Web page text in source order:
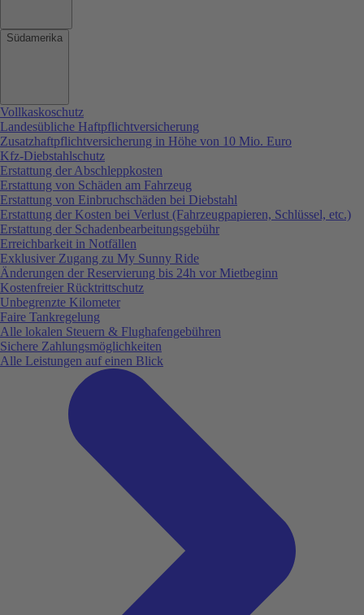
Südamerika
Vollkaskoschutz
Landesübliche Haftpflichtversicherung
Zusatzhaftpflichtversicherung in Höhe von 10 Mio. Euro
Kfz-Diebstahlschutz
Erstattung der Abschleppkosten
Erstattung von Schäden am Fahrzeug
Erstattung von Einbruchschäden bei Diebstahl
Erstattung der Kosten bei Verlust (Fahrzeugpapieren, Schlüssel, etc.)
Erstattung der Schadenbearbeitungsgebühr
Erreichbarkeit in Notfällen
Exklusiver Zugang zu My Sunny Ride
Änderungen der Reservierung bis 24h vor Mietbeginn
Kostenfreier Rücktrittschutz
Unbegrenzte Kilometer
Faire Tankregelung
Alle lokalen Steuern & Flughafengebühren
Sichere Zahlungsmöglichkeiten
Alle Leistungen auf einen Blick